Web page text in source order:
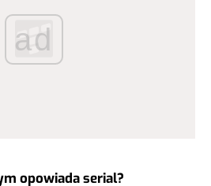
ad
opowiada serial?